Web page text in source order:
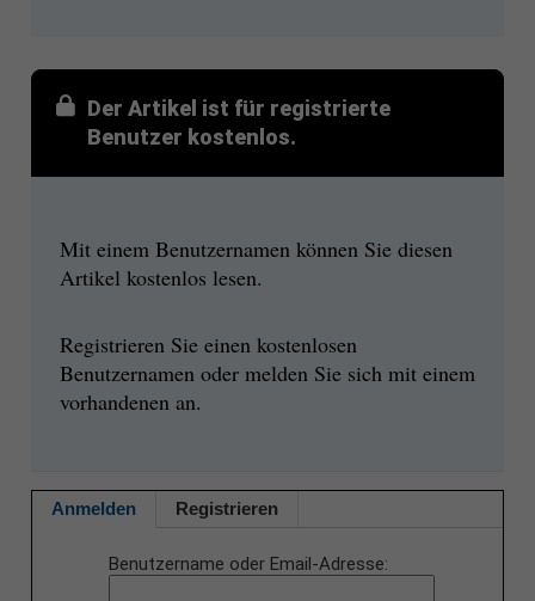
Der Artikel ist für registrierte
Benutzer kostenlos.
Mit einem Benutzernamen können Sie diesen
Artikel kostenlos lesen.
Registrieren Sie einen kostenlosen
Benutzernamen oder melden Sie sich mit einem
vorhandenen an.
Anmelden Registrieren
Benutzername oder Email-Adresse